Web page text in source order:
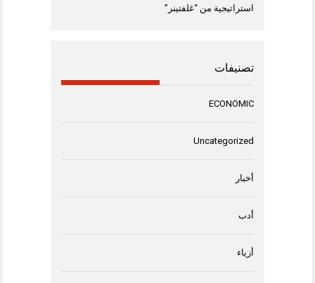
استراتيجية من “غلفتينر”
تصنيفات
ECONOMIC
Uncategorized
أخبار
أدب
أزياء